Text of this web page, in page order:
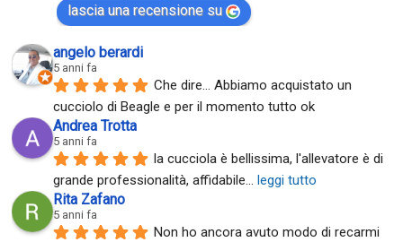
lascia una recensione su
angelo berardi
5 anni fa
Che dire... Abbiamo acquistato un
cucciolo di Beagle e per il momento tutto ok
Andrea Trotta
5 anni fa
la cucciola è bellissima, l'allevatore è di
grande professionalità, affidabile... leggi tutto
Rita Zafano
5 anni fa
Non ho ancora avuto modo di recarmi